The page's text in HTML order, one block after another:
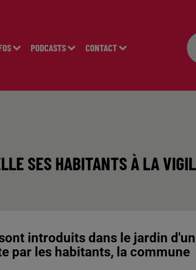
PODCASTS CONTACT
SES HABITANTS À LA
introduits dans le jardin d'un
par les habitants, la commune